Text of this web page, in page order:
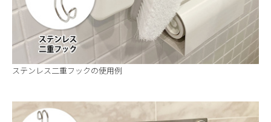
ステンレス二重フックの使用例